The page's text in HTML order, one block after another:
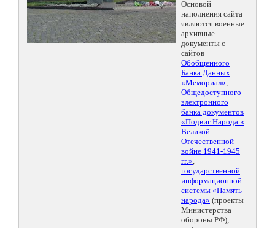
Основой
наполнения сайта
являются военные
архивные
документы с
сайтов
Обобщенного
Банка Данных
«Мемориал»,
Общедоступного
электронного
банка документов
«Подвиг Народа в
Великой
Отечественной
войне 1941-1945
гг.»,
государственной
информационной
системы «Память
народа» (проекты
Министерства
обороны РФ),